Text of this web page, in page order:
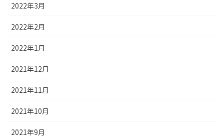
2022年3月
2022年2月
2022年1月
2021年12月
2021年11月
2021年10月
2021年9月